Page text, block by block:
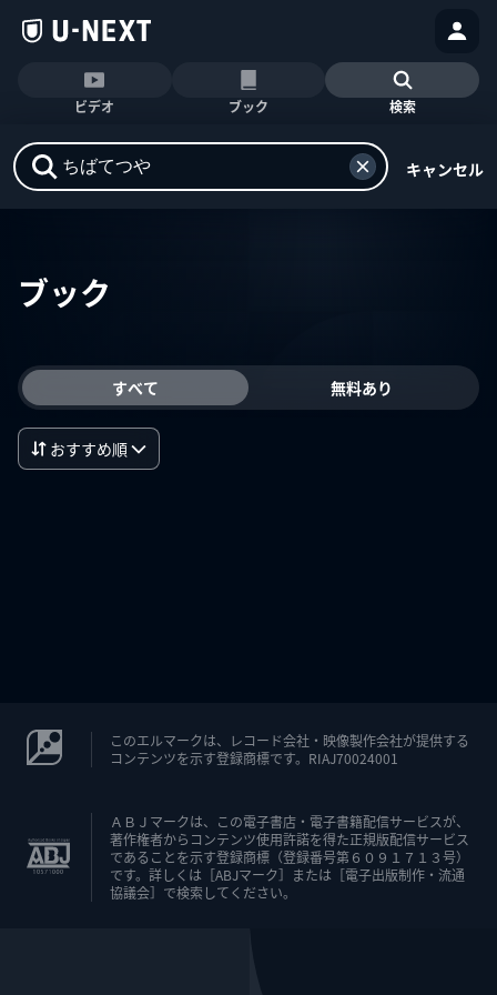
ビデオ ブック 検索
キャンセル
ブック
すべて 無料あり
おすすめ順
このエルマークは、レコード会社・映像製作会社が提供する
コンテンツを示す登録商標です。RIAJ70024001
ＡＢＪマークは、この電子書店・電子書籍配信サービスが、
著作権者からコンテンツ使用許諾を得た正規版配信サービス
であることを示す登録商標（登録番号第６０９１７１３号）
です。詳しくは［ABJマーク］または［電子出版制作・流通
協議会］で検索してください。